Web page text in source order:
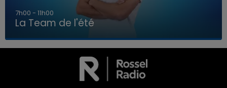
LA TEAM DE L'ÉTÉ
7h00 - 11h00
La Team de l'été